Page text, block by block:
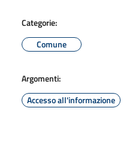
Categorie:
Comune
Argomenti:
Accesso all'informazione